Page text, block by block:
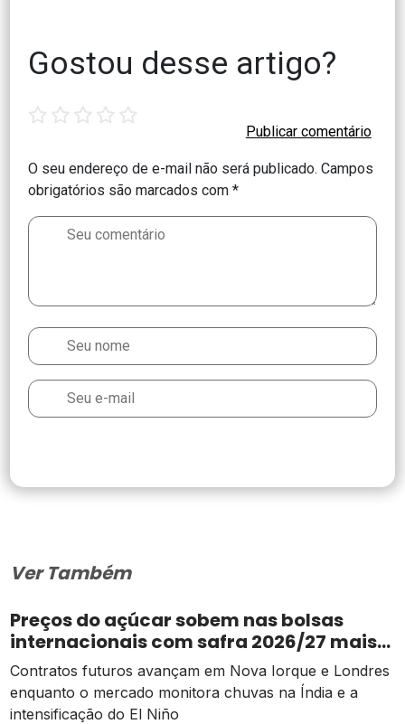
Gostou desse artigo?
O seu endereço de e-mail não será publicado. Campos
obrigatórios são marcados com*
star stars stars stars stars
Ver Também
Preços do açúcar sobem nas bolsas
internacionais com safra 2026/27 mais
apertada
Contratos futuros avançam em Nova Iorque e Londres
enquanto o mercado monitora chuvas na Índia e a
intensificação do El Niño